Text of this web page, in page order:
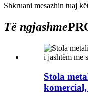
Shkruani mesazhin tuaj
Të ngjashme
Stola